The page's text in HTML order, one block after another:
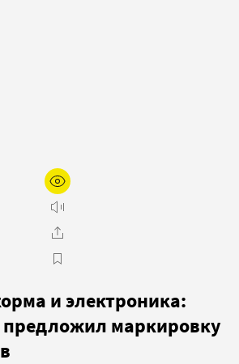
и электроника:
маркировку